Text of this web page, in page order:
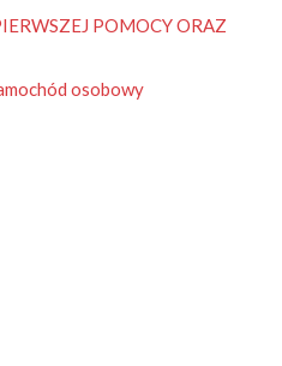
POMOCY ORAZ
osobowy